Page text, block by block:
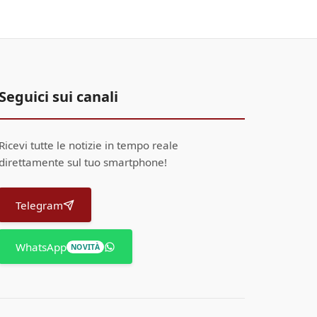
Seguici sui canali
Ricevi tutte le notizie in tempo reale
direttamente sul tuo smartphone!
Telegram
WhatsApp NOVITÀ